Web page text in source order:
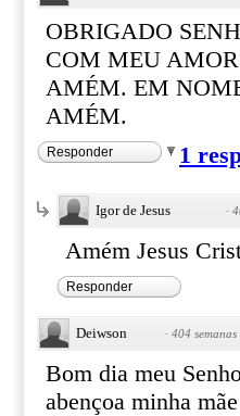
OBRIGADO
COM MEU
AMÉM. EM
AMÉM.
Responder 1
Igor de Jesus ·
Amém Jesus
Responder
Deiwson · 404 semanas
Bom dia meu
abençoa minha